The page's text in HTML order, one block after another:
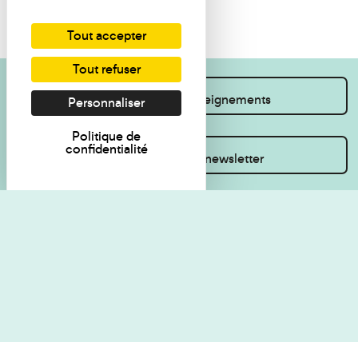
Je souhaite des renseignements
Inscrivez-vous à la newsletter
Tout accepter
Tout refuser
Personnaliser
Politique de
confidentialité